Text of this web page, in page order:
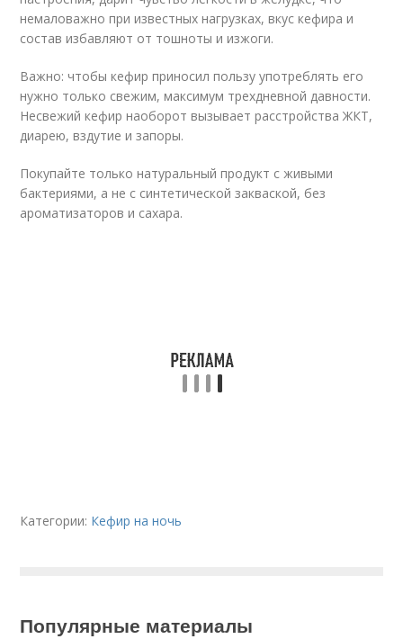
немаловажно при известных нагрузках, вкус кефира и
состав избавляют от тошноты и изжоги.
Важно: чтобы кефир приносил пользу употреблять его
нужно только свежим, максимум трехдневной давности.
Несвежий кефир наоборот вызывает расстройства ЖКТ,
диарею, вздутие и запоры.
Покупайте только натуральный продукт с живыми
бактериями, а не с синтетической закваской, без
ароматизаторов и сахара.
Категории: Кефир на ночь
Популярные материалы